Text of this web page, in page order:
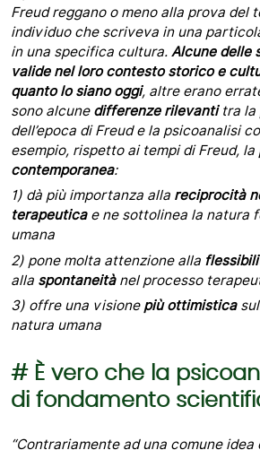
Freud reggano o meno alla prova del
individuo che scriveva in una
in una specifica cultura.Alcune delle
valide nel loro contesto storico e
quanto lo siano oggi, altre erano
sono alcunedifferenze rilevantitra la
dell’epoca di Freud e la psicoanalisi
esempio, rispetto ai tempi di Freud, la
contemporanea:
1) dà più importanza alla reciprocità
terapeuticae ne sottolinea la natura
umana
2) pone molta attenzione alla
alla spontaneitànel processo
3) offre una visionepiù ottimistica
natura umana
# È vero che la
di fondamento
“Contrariamente ad una comune